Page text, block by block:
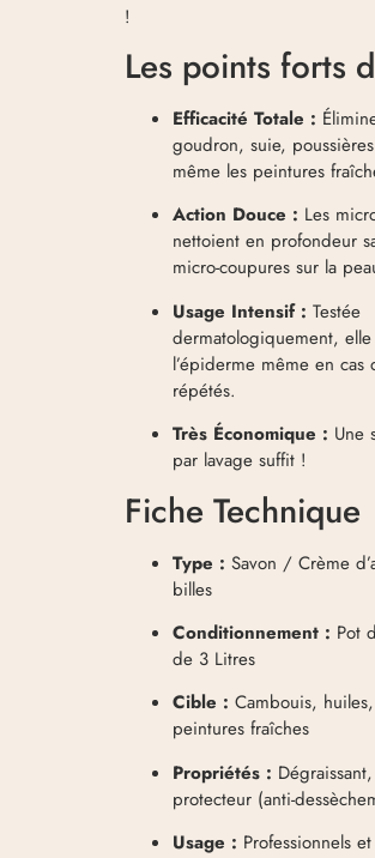
!
Les points forts
Efficacité Totale :
goudron, suie,
même les peintures
Action Douce : Les
nettoient en profondeur
micro-coupures sur la
Usage Intensif : Testée
dermatologiquement,
l’épiderme même en cas
répétés.
Très Économique : Une
par lavage suffit !
Fiche Technique
Type : Savon / Crème
billes
Conditionnement : Pot
de 3 Litres
Cible : Cambouis,
peintures fraîches
Propriétés :
protecteur (anti-
Usage : Professionnels